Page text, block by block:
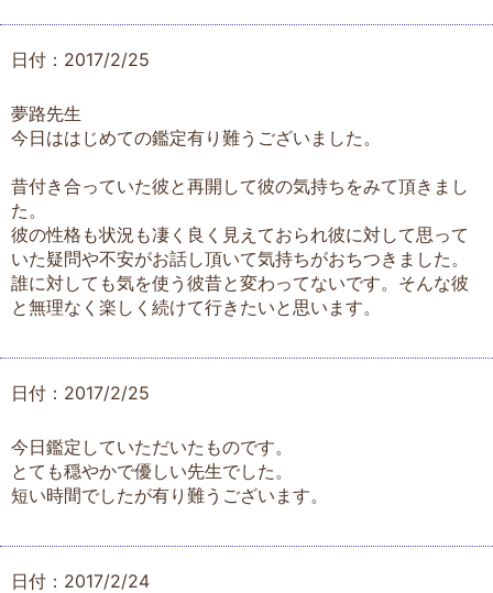
日付：2017/2/25
夢路先生
今日ははじめての鑑定有り難うございました。
昔付き合っていた彼と再開して彼の気持ちをみて頂きまし
た。
彼の性格も状況も凄く良く見えておられ彼に対して思って
いた疑問や不安がお話し頂いて気持ちがおちつきました。
誰に対しても気を使う彼昔と変わってないです。そんな彼
と無理なく楽しく続けて行きたいと思います。
日付：2017/2/25
今日鑑定していただいたものです。
とても穏やかで優しい先生でした。
短い時間でしたが有り難うございます。
日付：2017/2/24